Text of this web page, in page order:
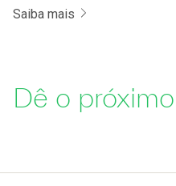
Saiba mais
Dê o